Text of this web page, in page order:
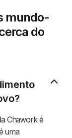
mundo-
do
Chawork é
uma